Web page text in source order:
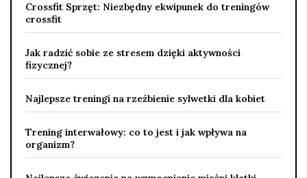
Crossfit Sprzęt: Niezbędny ekwipunek do treningów
crossfit
Jak radzić sobie ze stresem dzięki aktywności
fizycznej?
Najlepsze treningi na rzeźbienie sylwetki dla kobiet
Trening interwałowy: co to jest i jak wpływa na
organizm?